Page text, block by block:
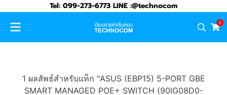
Tel: 099-273-6773 LINE :@technocom
0
1 ผลลัพธ์สำหรับแท็ก "ASUS (EBP15) 5-PORT GBE
SMART MANAGED POE+ SWITCH (90IG08D0-